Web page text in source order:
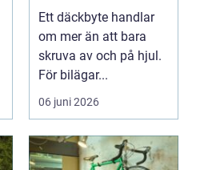
året runt
Ett däckbyte handlar
om mer än att bara
skruva av och på hjul.
För bilägar...
06 juni 2026